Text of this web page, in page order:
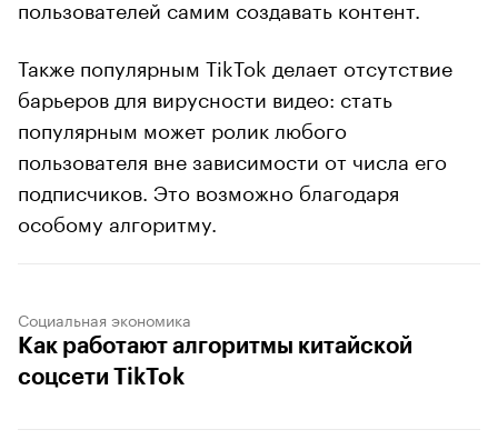
пользователей самим создавать контент.
Также популярным TikTok делает отсутствие
барьеров для вирусности видео: стать
популярным может ролик любого
пользователя вне зависимости от числа его
подписчиков. Это возможно благодаря
особому алгоритму.
Социальная экономика
Как работают алгоритмы китайской
соцсети TikTok